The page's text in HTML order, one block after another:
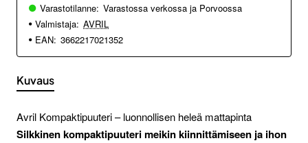
Varastotilanne: Varastossa verkossa ja Porvoossa
Valmistaja: AVRIL
EAN: 3662217021352
Kuvaus
Avril Kompaktipuuteri – luonnollisen heleä mattapinta
Silkkinen kompaktipuuteri meikin kiinnittämiseen ja ihon